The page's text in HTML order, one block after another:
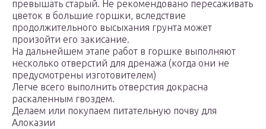
превышать старый. Не рекомендовано пересаживать
цветок в большие горшки, вследствие
продолжительного высыхания грунта может
произойти его закисание.
На дальнейшем этапе работ в горшке выполняют
несколько отверстий для дренажа (когда они не
предусмотрены изготовителем)
Легче всего выполнить отверстия докрасна
раскаленным гвоздем.
Делаем или покупаем питательную почву для
Алоказии